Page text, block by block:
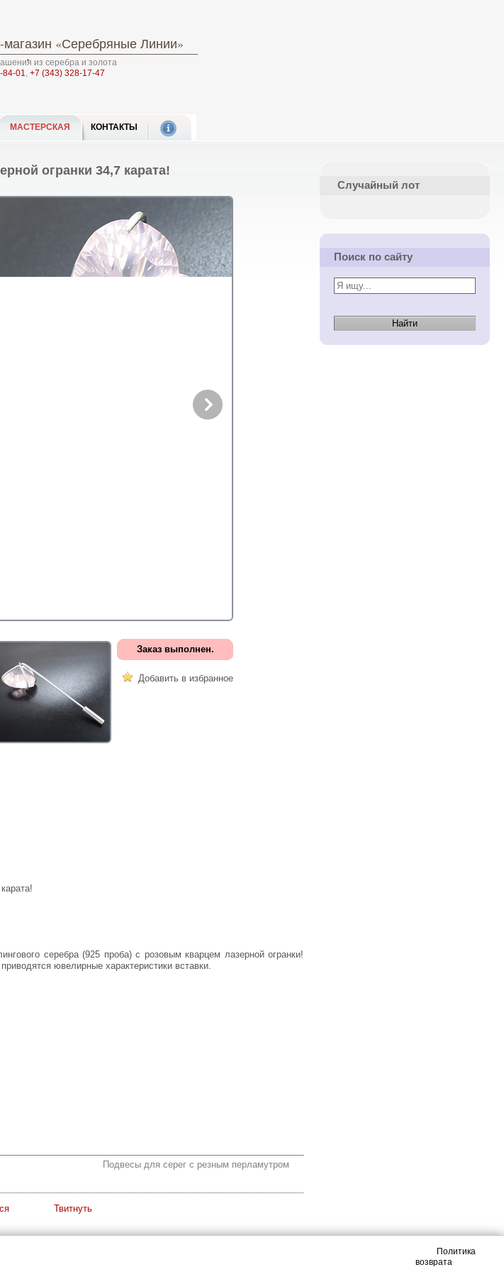
«Серебряные Линии»
из серебра и золота
84-01, +7 (343) 328-17-47
МАСТЕРСКАЯ КОНТАКТЫ
огранки 34,7 карата!
Заказ выполнен.
Добавить в избранное
ювелирные характеристики вставки.
Подвесы для серег с резным перламутром
Твитнуть
Случайный лот
Поиск по сайту
Политика
возврата